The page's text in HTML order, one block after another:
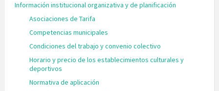
Información institucional organizativa y de planificación
Asociaciones de Tarifa
Competencias municipales
Condiciones del trabajo y convenio colectivo
Horario y precio de los establecimientos culturales y
deportivos
Normativa de aplicación